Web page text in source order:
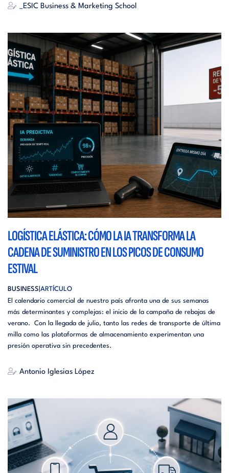
_ESIC Business & Marketing School
LOGÍSTICA ELÁSTICA: CÓMO LA IA TRANSFORMA LA
CADENA DE SUMINISTRO EN LOS PICOS DE CONSUMO
ESTIVAL
BUSINESS ARTÍCULO
El calendario comercial de nuestro país afronta una de sus semanas
más determinantes y complejas: el inicio de la campaña de rebajas de
verano. Con la llegada de julio, tanto las redes de transporte de última
milla como las plataformas de almacenamiento experimentan una
presión operativa sin precedentes.
Antonio Iglesias López